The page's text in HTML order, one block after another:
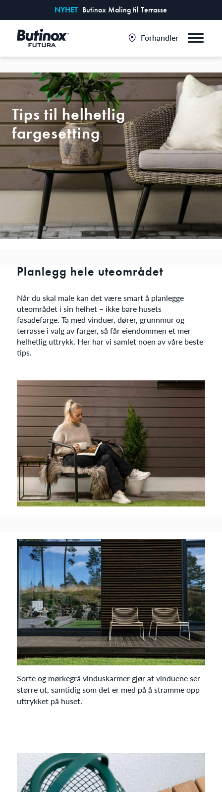
NYHET Butinox Maling til Terrasse
Forhandler
Tips til helhetlig
fargesetting
Planlegg hele uteområdet
Når du skal male kan det være smart å planlegge
uteområdet i sin helhet – ikke bare husets
fasadefarge. Ta med vinduer, dører, grunnmur og
terrasse i valg av farger, så får eiendommen et mer
helhetlig uttrykk. Her har vi samlet noen av våre beste
tips.
Sorte og mørkegrå vinduskarmer gjør at vinduene ser
større ut, samtidig som det er med på å stramme opp
uttrykket på huset.